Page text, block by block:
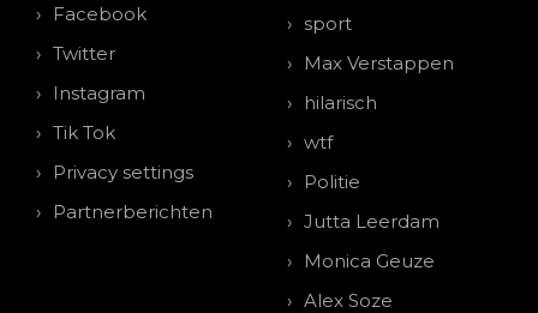
Facebook
Twitter
Instagram
Tik Tok
Privacy settings
Partnerberichten
sport
Max Verstappen
hilarisch
wtf
Politie
Jutta Leerdam
Monica Geuze
Alex Soze